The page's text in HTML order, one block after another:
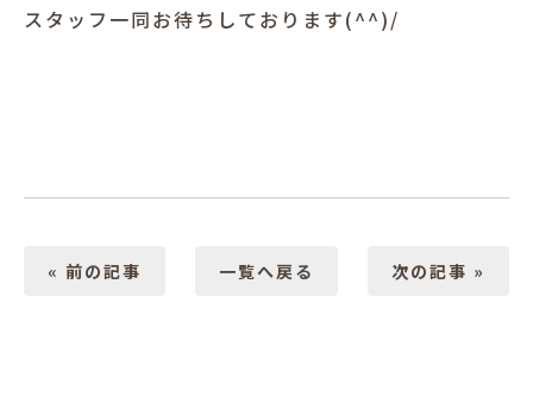
スタッフ一同お待ちしております(^^)/
« 前の記事 一覧へ戻る 次の記事 »